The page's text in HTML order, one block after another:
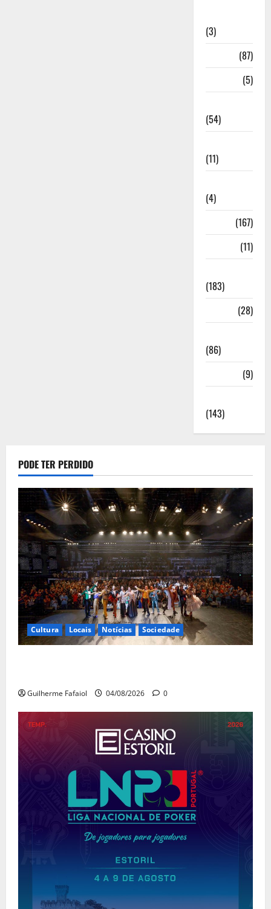
(3)
(87)
(5)
(54)
(11)
(4)
(167)
(11)
(183)
(28)
(86)
(9)
(143)
PODE TER PERDIDO
Cultura Locais Notícias Sociedade
Guilherme Fafaiol 04/08/2026 0